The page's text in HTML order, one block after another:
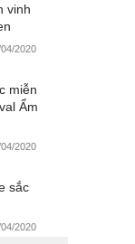
vinh
2020
miễn
Ẩm
2020
sắc
2020